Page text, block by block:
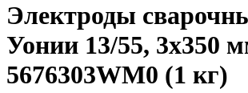
Электроды
Уонии 13/55, 3х350
5676303WM0 (1 кг)